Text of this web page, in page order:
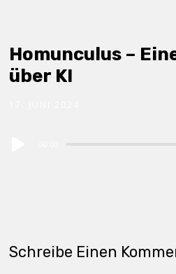
Homunculus –
über KI
Schreibe Einen